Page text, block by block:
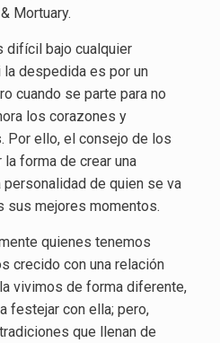
Mortuary.
difícil bajo cualquier
despedida es por un
cuando se parte para no
los corazones y
Por ello, el consejo de los
forma de crear una
de quien se va
sus mejores momentos.
quienes tenemos
crecido con una relación
vivimos de forma diferente,
festejar con ella; pero,
que llenan de